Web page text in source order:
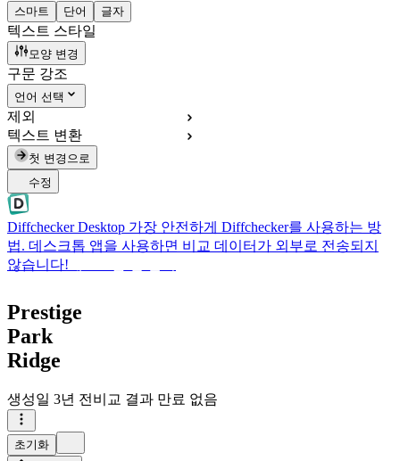
스마트 단어 글자
텍스트 스타일
모양 변경
구문 강조
언어 선택
제외
텍스트 변환
첫 변경으로
수정
Diffchecker Desktop 가장 안전하게 Diffchecker를 사용하는 방
법. 데스크톱 앱을 사용하면 비교 데이터가 외부로 전송되지
않습니다!
Prestige
Park
Ridge
생성일 3년 전 비교 결과 만료 없음
초기화